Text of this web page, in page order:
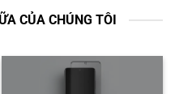
CỦA CHÚNG TÔI